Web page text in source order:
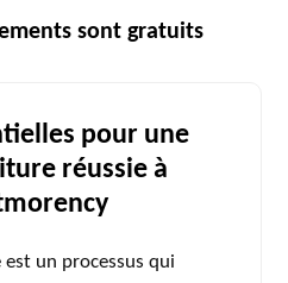
sont gratuits
pour une
réussie à
un processus qui